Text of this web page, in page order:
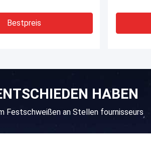
Bestpreis
HABEN
Festschweißen an Stellen fournisseurs